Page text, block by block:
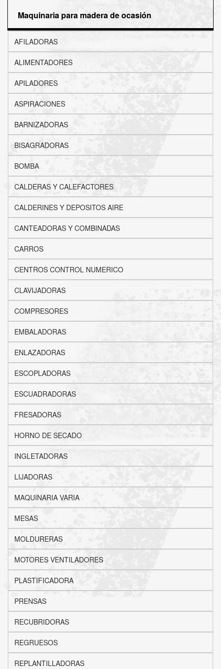
Maquinaria para madera de ocasión
AFILADORAS
ALIMENTADORES
APILADORES
ASPIRACIONES
BARNIZADORAS
BISAGRADORAS
BOMBA
CALDERAS Y CALEFACTORES
CALDERINES Y DEPOSITOS AIRE
CANTEADORAS Y COMBINADAS
CARROS
CENTROS CONTROL NUMERICO
CLAVIJADORAS
COMPRESORES
EMBALADORAS
ENLAZADORAS
ESCOPLADORAS
ESCUADRADORAS
FRESADORAS
HORNO DE SECADO
INGLETADORAS
LIJADORAS
MAQUINARIA VARIA
MESAS
MOLDURERAS
MOTORES VENTILADORES
PLASTIFICADORA
PRENSAS
RECUBRIDORAS
REGRUESOS
REPLANTILLADORAS